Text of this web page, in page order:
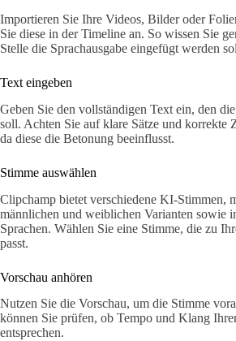
Importieren Sie Ihre Videos, Bilder oder
Sie diese in der Timeline an. So wissen Sie
Stelle die Sprachausgabe eingefügt werden
Text eingeben
Geben Sie den vollständigen Text ein, den
soll. Achten Sie auf klare Sätze und korrekte
da diese die Betonung beeinflusst.
Stimme auswählen
Clipchamp bietet verschiedene KI-Stimmen,
männlichen und weiblichen Varianten sowie
Sprachen. Wählen Sie eine Stimme, die zu
passt.
Vorschau anhören
Nutzen Sie die Vorschau, um die Stimme
können Sie prüfen, ob Tempo und Klang
entsprechen.